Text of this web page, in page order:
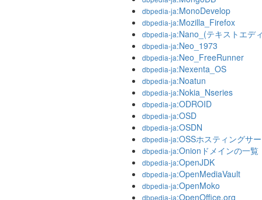
dbpedia-ja:MonoDevelop
dbpedia-ja:Mozilla_Firefox
dbpedia-ja:Nano_(テキストエデ
dbpedia-ja:Neo_1973
dbpedia-ja:Neo_FreeRunner
dbpedia-ja:Nexenta_OS
dbpedia-ja:Noatun
dbpedia-ja:Nokia_Nseries
dbpedia-ja:ODROID
dbpedia-ja:OSD
dbpedia-ja:OSDN
dbpedia-ja:OSSホスティングサ
dbpedia-ja:Onionドメインの一覧
dbpedia-ja:OpenJDK
dbpedia-ja:OpenMediaVault
dbpedia-ja:OpenMoko
dbpedia-ja:OpenOffice.org